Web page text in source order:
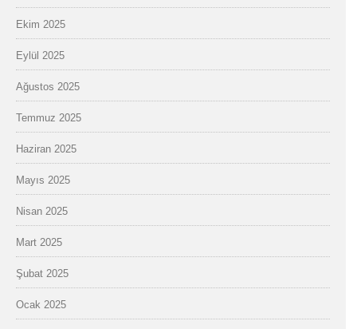
Ekim 2025
Eylül 2025
Ağustos 2025
Temmuz 2025
Haziran 2025
Mayıs 2025
Nisan 2025
Mart 2025
Şubat 2025
Ocak 2025